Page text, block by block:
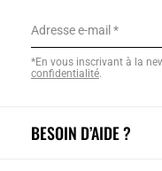
BESOIN D’AIDE ?
Adresse e-mail
*En vous inscrivant à la
confidentialité.